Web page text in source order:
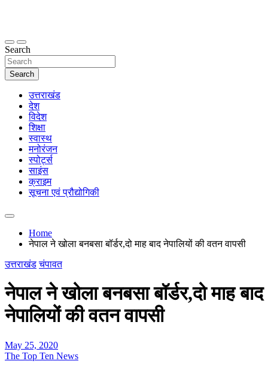
thetoptennews.com
Search
Search
उत्तराखंड
देश
विदेश
शिक्षा
स्वास्थ
मनोरंजन
स्पोर्ट्स
साइंस
क्राइम
सूचना एवं प्रौद्योगिकी
Home
नेपाल ने खोला बनबसा बॉर्डर,दो माह बाद नेपालियों की वतन वापसी
उत्तराखंड चंपावत
नेपाल ने खोला बनबसा बॉर्डर,दो माह बाद
नेपालियों की वतन वापसी
May 25, 2020
The Top Ten News